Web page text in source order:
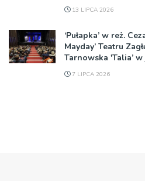
13 LIPCA 2026
‘Pułapka’ w reż.
Mayday’ Teatru
Tarnowska 'Talia’
7 LIPCA 2026